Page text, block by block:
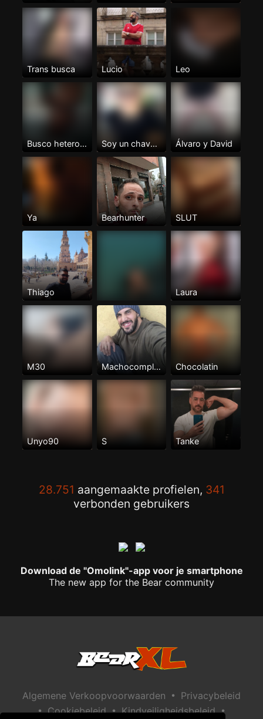
Trans busca Lucio Leo
Busco hetero XL Soy un chaval tranquilo XL me... Álvaro y David
Ya Bearhunter SLUT
Thiago Laura
M30 Machocompletito Chocolatin
Unyo90 S Tanke
28.751 aangemaakte profielen, 341
verbonden gebruikers
Download de "Omolink"-app voor je smartphone
The new app for the Bear community
Algemene Verkoopvoorwaarden • Privacybeleid
• Cookiebeleid • Kindveiligheidsbeleid •